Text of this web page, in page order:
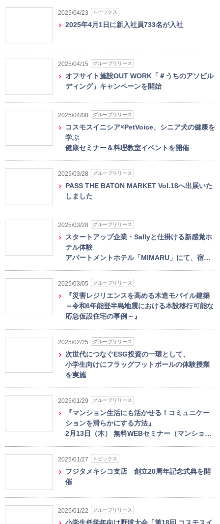
2025/04/23 トピックス
2025年4月1日に新入社員733名が入社
2025/04/15 グループリリース
オフサイト施設OUT WORK「＃うちのアソビル
ディング」キャンペーンを開始
2025/04/08 グループリリース
コスモスイニシア×PetVoice、シニア犬の健康を
学ぶ
健康セミナー＆料理教室イベントを開催
2025/03/28 グループリリース
PASS THE BATON MARKET Vol.18へ出展いた
しました
2025/03/28 グループリリース
スタートアップ企業・Sallyと仕掛ける新感覚ホ
テル体験
アパートメントホテル「MIMARU」にて、宿…
2025/03/05 グループリリース
『災害レジリエンスを高める木造モバイル建築
～令和6年能登半島地震における本設移行可能な
応急仮設住宅の事例～』
2025/02/25 グループリリース
次世代につなぐESG投資の一環として、
小学生向けにフラッグフットボールの体験授業
を実施
2025/01/29 グループリリース
『マンション生活にも活かせる！コミュニケー
ションを滑らかにする方法』
2月13日（木） 無料WEBセミナー（マンショ…
2025/01/27 トピックス
フジタメキシコ支店 創立20周年記念式典を開
催
2025/01/22 グループリリース